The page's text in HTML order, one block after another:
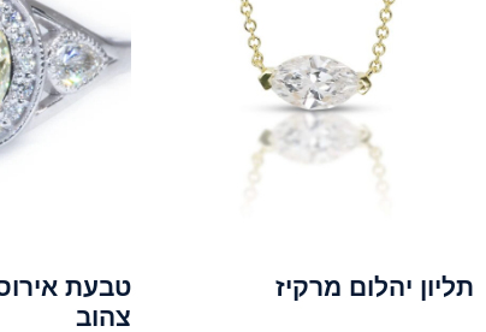
תליון יהלום מרקיז
טבעת
צהוב